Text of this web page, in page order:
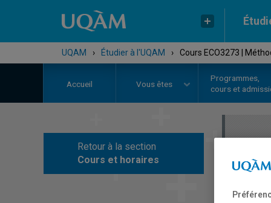
UQAM › Étudier à l'UQAM › Cours ECO3273 |
Accueil Vous êtes
Programmes,
cours et
Retour à la section
Cours et horaires